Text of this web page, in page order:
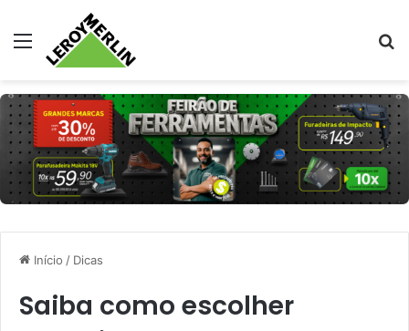
Menu
Início / Dicas
Saiba como escolher